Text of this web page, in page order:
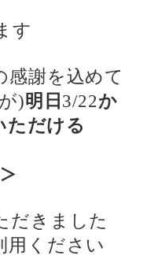
す
感謝を込めて
)明日 3/22か
ただける
だきました
用ください